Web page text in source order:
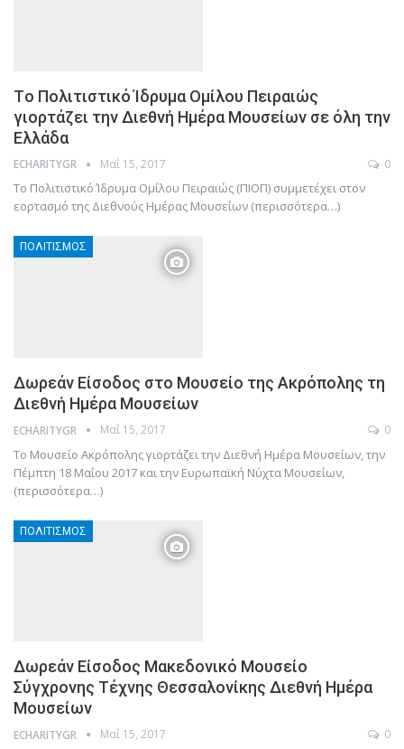
Tο Πολιτιστικό Ίδρυμα Ομίλου Πειραιώς
γιορτάζει την Διεθνή Ημέρα Μουσείων σε όλη την
Ελλάδα
ECHARITYGR Μαΐ 15, 2017 0
Το Πολιτιστικό Ίδρυμα Ομίλου Πειραιώς (ΠΙΟΠ) συμμετέχει στον
εορτασμό της Διεθνούς Ημέρας Μουσείων (περισσότερα…)
ΠΟΛΙΤΙΣΜΌΣ
Δωρεάν Είσοδος στο Μουσείο της Ακρόπολης τη
Διεθνή Ημέρα Μουσείων
ECHARITYGR Μαΐ 15, 2017 0
Το Μουσείο Ακρόπολης γιορτάζει την Διεθνή Ημέρα Μουσείων, την
Πέμπτη 18 Μαΐου 2017 και την Ευρωπαϊκή Νύχτα Μουσείων,
(περισσότερα…)
ΠΟΛΙΤΙΣΜΌΣ
Δωρεάν Είσοδος Μακεδονικό Μουσείο
Σύγχρονης Τέχνης Θεσσαλονίκης Διεθνή Ημέρα
Μουσείων
ECHARITYGR Μαΐ 15, 2017 0